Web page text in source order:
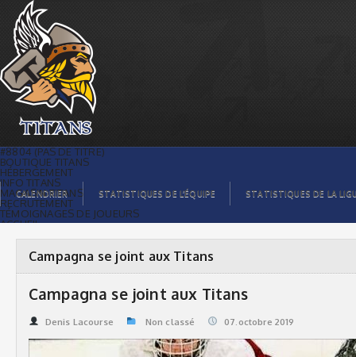
Campagna se joint aux Titans | Titans
de témiscaming
#8804 (PAS DE TITRE)
BOUTIQUE TITANS
HÉBERGEMENT
INFO TITANS
MAGASIN TITANS
RECRUTEMENT
TÉMOIGNAGES DE JOUEURS
ACCUEIL
GALERIE PHOTOS
STATISTIQUES
ORGANISATION
CALENDRIER
GALERIE VIDÉOS
COMMANDITAIRES
STATISTIQUES DE LA LIGUE
CALENDRIER STATISTIQUES DE L’ÉQUIPE STATISTIQUES DE LA
Campagna se joint aux Titans
Campagna se joint aux Titans
Denis Lacourse Non classé 07.octobre 2019